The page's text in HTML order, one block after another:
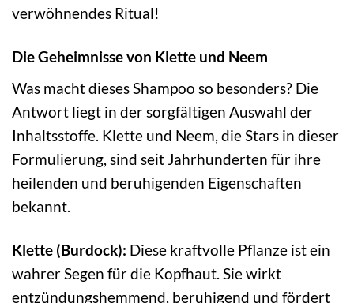
verwöhnendes Ritual!
Die Geheimnisse von Klette und Neem
Was macht dieses Shampoo so besonders? Die
Antwort liegt in der sorgfältigen Auswahl der
Inhaltsstoffe. Klette und Neem, die Stars in dieser
Formulierung, sind seit Jahrhunderten für ihre
heilenden und beruhigenden Eigenschaften
bekannt.
Klette (Burdock): Diese kraftvolle Pflanze ist ein
wahrer Segen für die Kopfhaut. Sie wirkt
entzündungshemmend, beruhigend und fördert